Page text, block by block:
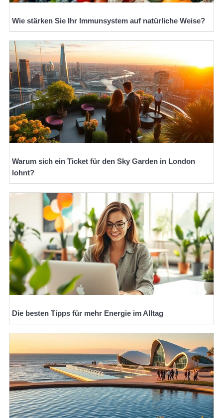
Wie stärken Sie Ihr Immunsystem auf natürliche Weise?
Warum sich ein Ticket für den Sky Garden in London
lohnt?
Die besten Tipps für mehr Energie im Alltag